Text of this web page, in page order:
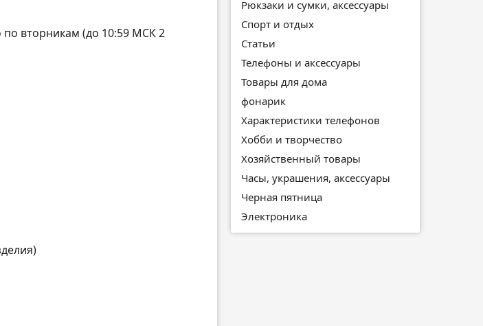
вторникам (до 10:59 МСК 2
Рюкзаки и сумки, аксессуары
Спорт и отдых
Статьи
Телефоны и аксессуары
Товары для дома
фонарик
Характеристики телефонов
Хобби и творчество
Хозяйственный товары
Часы, украшения, аксессуары
Черная пятница
Электроника